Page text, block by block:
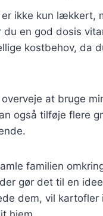
ikke kun lækkert,
en god dosis
kostbehov, da
at bruge
også tilføje flere
familien
gør det til en
dem, vil kartofler